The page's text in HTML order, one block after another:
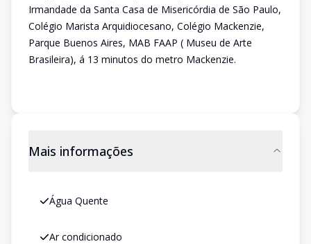
Irmandade da Santa Casa de Misericórdia de São Paulo,
Colégio Marista Arquidiocesano, Colégio Mackenzie,
Parque Buenos Aires, MAB FAAP ( Museu de Arte
Brasileira), á 13 minutos do metro Mackenzie.
Mais informações
Água Quente
Ar condicionado